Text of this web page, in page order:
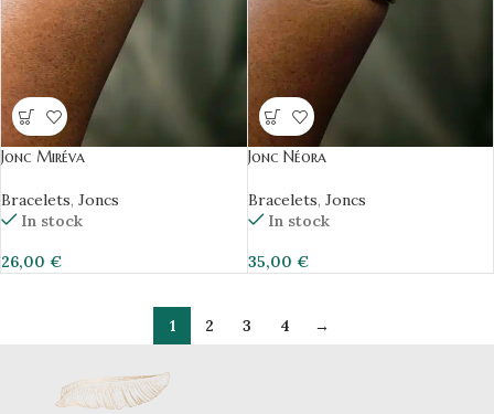
Jonc Miréva
Bracelets, Joncs
In stock
26,00 €
Jonc Néora
Bracelets, Joncs
In stock
35,00 €
1 2 3 4 →